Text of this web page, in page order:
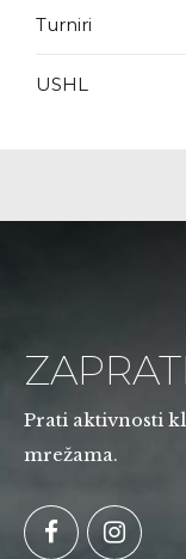
Turniri
USHL
ZAPRATI
Prati aktivnosti
mrežama.